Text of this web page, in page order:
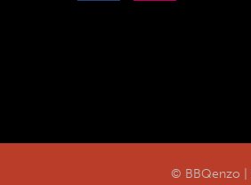
© BBQenzo |